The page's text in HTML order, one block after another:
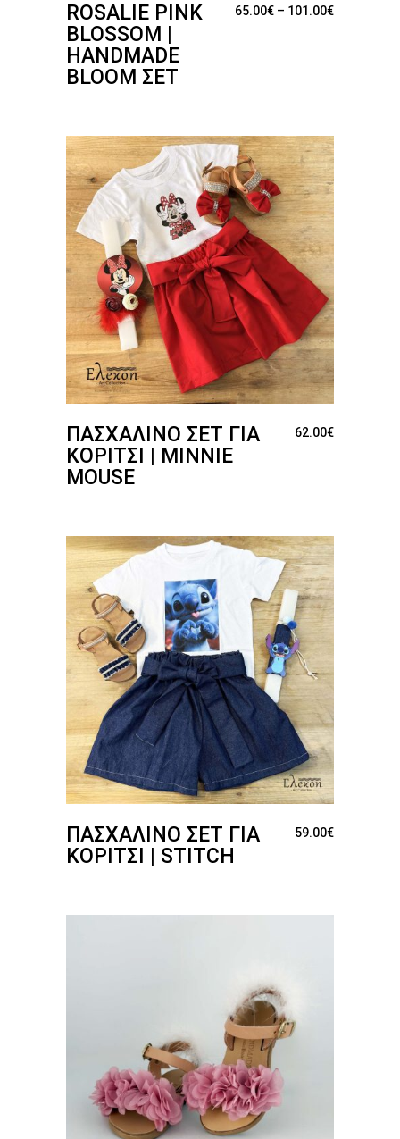
ROSALIE PINK
BLOSSOM |
HANDMADE
BLOOM ΣΕΤ
65.00€ – 101.00€Price
ΠΑΣΧΑΛΙΝΌ ΣΕΤ ΓΙΑ
ΚΟΡΊΤΣΙ | MINNIE
MOUSE
62.00€
ΠΑΣΧΑΛΙΝΌ ΣΕΤ ΓΙΑ
ΚΟΡΊΤΣΙ | STITCH
59.00€